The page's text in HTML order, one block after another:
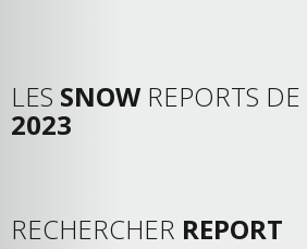
LES SNOW REPORTS DE
2023
RECHERCHER REPORT